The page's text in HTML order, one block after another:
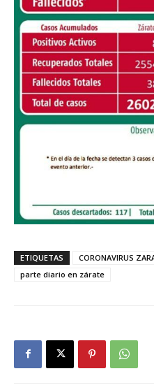
ETIQUETAS CORONAVIRUS
parte diario en zárate